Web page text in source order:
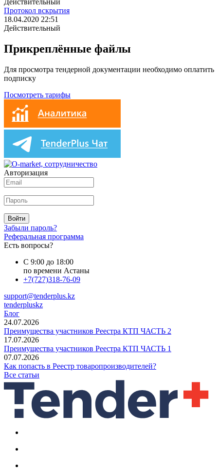
Действительный
Протокол вскрытия
18.04.2020 22:51
Действительный
Прикреплённые файлы
Для просмотра тендерной документации необходимо оплатить
подписку
Посмотреть тарифы
Авторизация
Войти
Забыли пароль?
Реферальная программа
Есть вопросы?
С 9:00 до 18:00
по времени Астаны
+7(727)318-76-09
support@tenderplus.kz
tenderpluskz
Блог
24.07.2026
Преимущества участников Реестра КТП ЧАСТЬ 2
17.07.2026
Преимущества участников Реестра КТП ЧАСТЬ 1
07.07.2026
Как попасть в Реестр товаропроизводителей?
Все статьи